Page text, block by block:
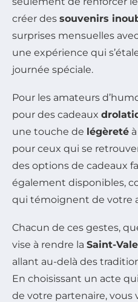
créer des souvenirs
surprises mensuelles
une expérience qui
journée spéciale.
Pour les amateurs
pour des cadeaux
une touche de légèreté
pour ceux qui se
des options de cadeaux
également disponibles,
qui témoignent de votre
Chacun de ces gestes,
vise à rendre la Saint-
allant au-delà des
En choisissant un acte
de votre partenaire, vous